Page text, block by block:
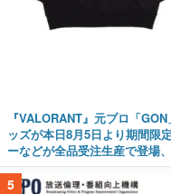
『VALORANT』元プロ「
ッズが本日8月5日より期間限
ーなどが全品受注生産で登場
5